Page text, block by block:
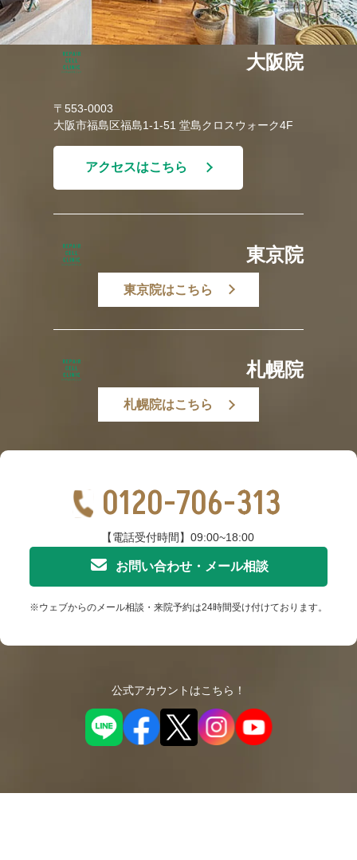
大阪院
〒553-0003
大阪市福島区福島1-1-51 堂島クロスウォーク4F
アクセスはこちら
東京院
東京院はこちら
札幌院
札幌院はこちら
0120-706-313
【電話受付時間】09:00~18:00
お問い合わせ・メール相談
※ウェブからのメール相談・来院予約は24時間受け付けております。
公式アカウントはこちら！